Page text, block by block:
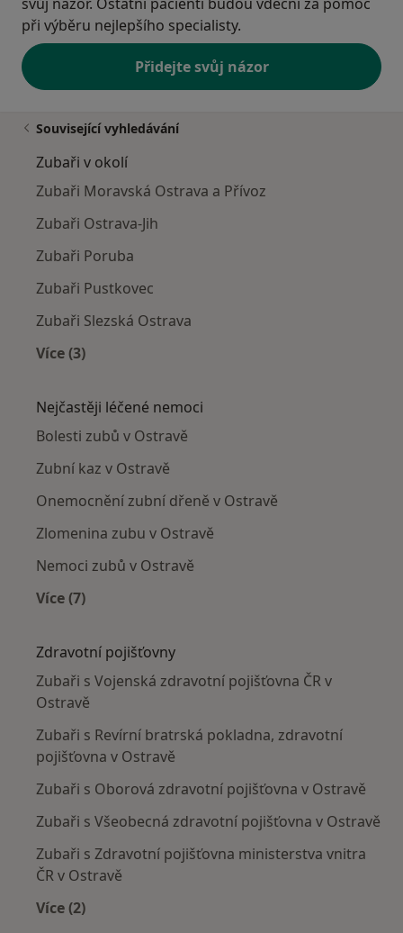
svůj názor. Ostatní pacienti budou vděční za pomoc
při výběru nejlepšího specialisty.
Přidejte svůj názor
Související vyhledávání
Zubaři v okolí
Zubaři Moravská Ostrava a Přívoz
Zubaři Ostrava-Jih
Zubaři Poruba
Zubaři Pustkovec
Zubaři Slezská Ostrava
Více (3)
Nejčastěji léčené nemoci
Bolesti zubů v Ostravě
Zubní kaz v Ostravě
Onemocnění zubní dřeně v Ostravě
Zlomenina zubu v Ostravě
Nemoci zubů v Ostravě
Více (7)
Zdravotní pojišťovny
Zubaři s Vojenská zdravotní pojišťovna ČR v
Ostravě
Zubaři s Revírní bratrská pokladna, zdravotní
pojišťovna v Ostravě
Zubaři s Oborová zdravotní pojišťovna v Ostravě
Zubaři s Všeobecná zdravotní pojišťovna v Ostravě
Zubaři s Zdravotní pojišťovna ministerstva vnitra
ČR v Ostravě
Více (2)